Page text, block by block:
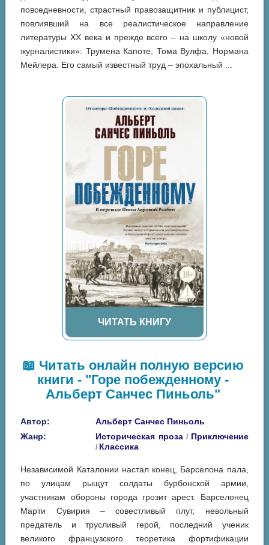
повседневности, страстный правозащитник и публицист,
повлиявший на все реалистическое направление
литературы XX века и прежде всего – на школу «новой
журналистики»: Трумена Капоте, Тома Вулфа, Нормана
Мейлера. Его самый известный труд – эпохальный ...
ЧИТАТЬ КНИГУ
📖 Читать онлайн полную версию
книги - "Горе побежденному -
Альберт Санчес Пиньоль"
Автор:
Альберт Санчес Пиньоль
Жанр:
Историческая проза / Приключение
/ Классика
Независимой Каталонии настал конец, Барселона пала,
по улицам рыщут солдаты бурбонской армии,
участникам обороны города грозит арест. Барселонец
Марти Сувирия – совестливый плут, невольный
предатель и трусливый герой, последний ученик
великого французского теоретика фортификации